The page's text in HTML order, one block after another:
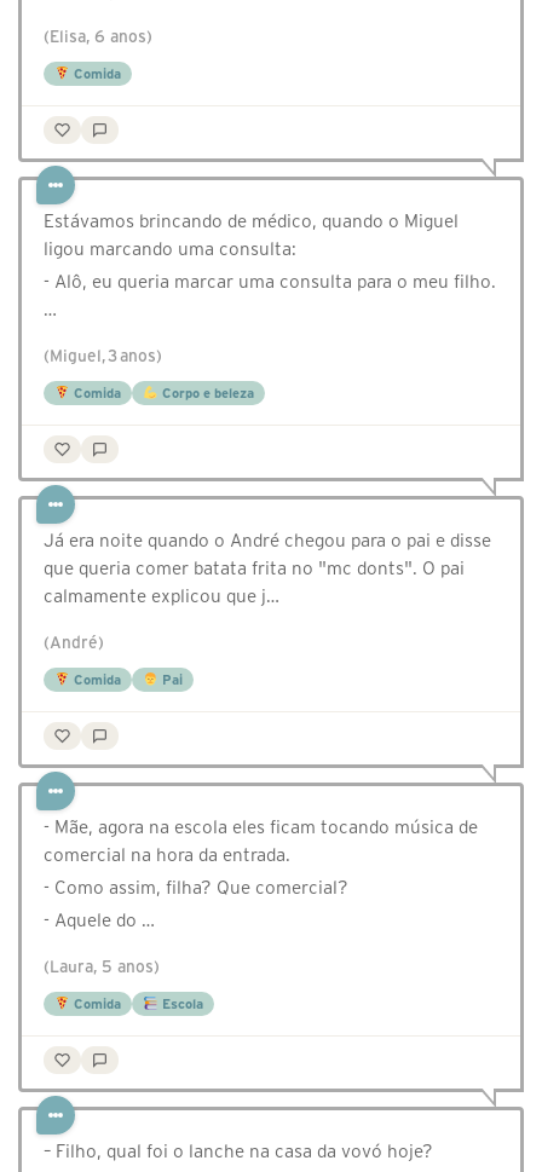
(Elisa, 6 anos)
Comida
Estávamos brincando de médico, quando o Miguel
ligou marcando uma consulta:
- Alô, eu queria marcar uma consulta para o meu filho.
…
(Miguel, 3 anos)
Comida Corpo e beleza
Já era noite quando o André chegou para o pai e disse
que queria comer batata frita no "mc donts". O pai
calmamente explicou que j…
(André)
Comida Pai
- Mãe, agora na escola eles ficam tocando música de
comercial na hora da entrada.
- Como assim, filha? Que comercial?
- Aquele do …
(Laura, 5 anos)
Comida Escola
– Filho, qual foi o lanche na casa da vovó hoje?